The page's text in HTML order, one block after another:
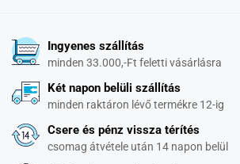
Ingyenes szállítás
minden 33.000,-Ft feletti vásárlásra
Két napon belüli szállítás
minden raktáron lévő termékre 12-ig
Csere és pénz vissza térítés
csomag átvétele után 14 napon belül